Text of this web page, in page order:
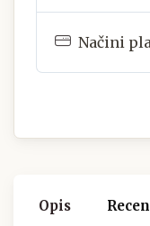
Načini
Opis